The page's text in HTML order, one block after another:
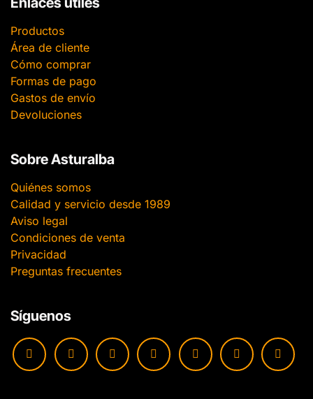
Productos
Área de cliente
Cómo comprar
Formas de pago
Gastos de envío
Devoluciones
Sobre Asturalba
Quiénes somos
Calidad y servicio desde 1989
Aviso legal
Condiciones de venta
Privacidad
Preguntas frecuentes
Síguenos